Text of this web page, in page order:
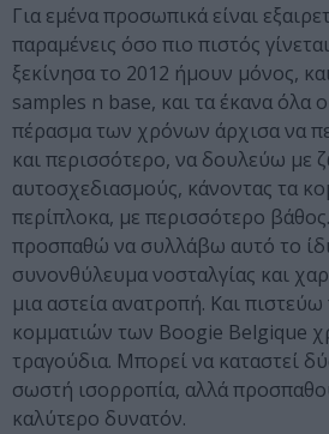
Για εμένα προσωπικά είναι
παραμένεις όσο πιο πιστός
ξεκίνησα το 2012 ήμουν μόνος,
samples n base, και τα έκανα όλα
πέρασμα των χρόνων άρχισα να
και περισσότερο, να δουλεύω με
αυτοσχεδιασμούς, κάνοντας τα
περίπλοκα, με περισσότερο
προσπαθώ να συλλάβω αυτό το
συνονθύλευμα νοσταλγίας και
μια αστεία ανατροπή. Και
κομματιών των Boogie Belgique
τραγούδια. Μπορεί να καταστεί
σωστή ισορροπία, αλλά
καλύτερο δυνατόν.